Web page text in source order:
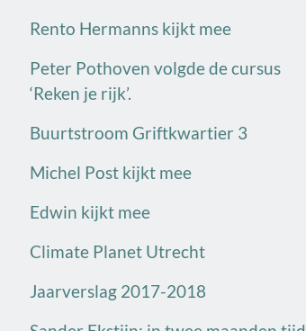
Rento Hermanns kijkt mee
Peter Pothoven volgde de cursus
‘Reken je rijk’.
Buurtstroom Griftkwartier 3
Michel Post kijkt mee
Edwin kijkt mee
Climate Planet Utrecht
Jaarverslag 2017-2018